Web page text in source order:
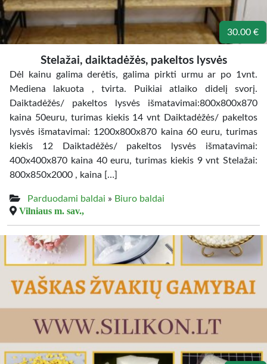
30.00 €
Stelažai, daiktadėžės, pakeltos lysvės
Dėl kainu galima derėtis, galima pirkti urmu ar po 1vnt.
Mediena lakuota , tvirta. Puikiai atlaiko didelį svorį.
Daiktadėžės/ pakeltos lysvės išmatavimai:800x800x870
kaina 50euru, turimas kiekis 14 vnt Daiktadėžės/ pakeltos
lysvės išmatavimai: 1200x800x870 kaina 60 euru, turimas
kiekis 12 Daiktadėžės/ pakeltos lysvės išmatavimai:
400x400x870 kaina 40 euru, turimas kiekis 9 vnt Stelažai:
800x850x2000 , kaina […]
Parduodami baldai » Biuro baldai
Vilniaus m. sav.,